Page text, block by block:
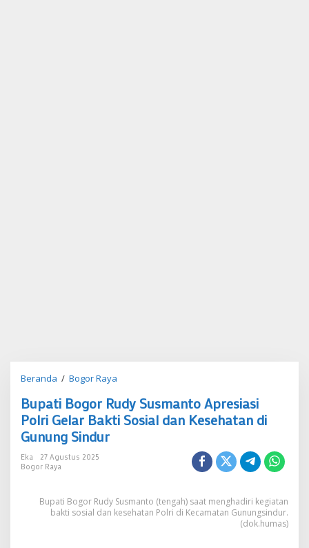
Beranda / Bogor Raya
Rudy
Susmanto
Apresiasi
Kesehatan
di
Bupati Bogor Rudy Susmanto Apresiasi
Polri Gelar Bakti Sosial dan Kesehatan di
Gunung Sindur
Eka
27 Agustus 2025
Bogor Raya
Bupati Bogor Rudy Susmanto (tengah) saat menghadiri kegiatan
bakti sosial dan kesehatan Polri di Kecamatan Gunungsindur.
(dok.humas)